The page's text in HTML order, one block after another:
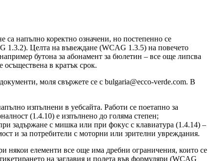
напълно коректно означени, но постепенно се
1.3.2). Целта на въвеждане (WCAG 1.3.5) на повечето
бутона за абонамент за бюлетин – все още липсва
в кратък срок.
моля свържете се с bulgaria@ecco-verde.com. В
изпълнени в уебсайта. Работи се поетапно за
(1.4.10) е изпълнено до голяма степен;
задържане с мишка или при фокус с клавиатура (1.4.14) –
и за потребители с моторни или зрителни увреждания.
някои елементи все още има дребни ограничения, които се
на заглавия и полета във формуляри (WCAG